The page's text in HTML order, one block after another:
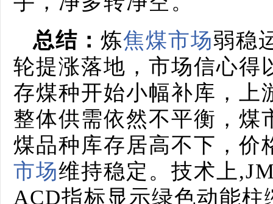
总结： 炼焦煤市场弱稳
轮提涨落地，市场信心得
存煤种开始小幅补库，上
整体供需依然不平衡，煤
煤品种库存居高不下，价
市场维持稳定。技术上
ACD指标显示绿色动能